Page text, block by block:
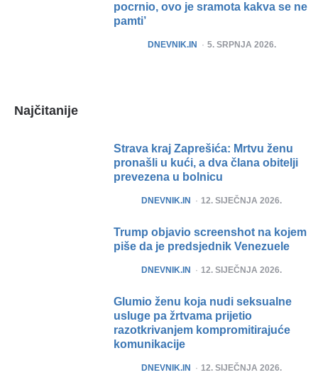
pocrnio, ovo je sramota kakva se ne
pamti’
POSTED
DNEVNIK.IN 5. SRPNJA 2026.
Najčitanije
Strava kraj Zaprešića: Mrtvu ženu
pronašli u kući, a dva člana obitelji
prevezena u bolnicu
POSTED
DNEVNIK.IN 12. SIJEČNJA 2026.
Trump objavio screenshot na kojem
piše da je predsjednik Venezuele
POSTED
DNEVNIK.IN 12. SIJEČNJA 2026.
Glumio ženu koja nudi seksualne
usluge pa žrtvama prijetio
razotkrivanjem kompromitirajuće
komunikacije
POSTED
DNEVNIK.IN 12. SIJEČNJA 2026.